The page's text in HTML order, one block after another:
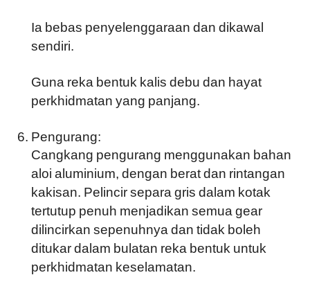
Ia bebas penyelenggaraan dan dikawal
sendiri.
Guna reka bentuk kalis debu dan hayat
perkhidmatan yang panjang.
Pengurang:
Cangkang pengurang menggunakan bahan
aloi aluminium, dengan berat dan rintangan
kakisan. Pelincir separa gris dalam kotak
tertutup penuh menjadikan semua gear
dilincirkan sepenuhnya dan tidak boleh
ditukar dalam bulatan reka bentuk untuk
perkhidmatan keselamatan.